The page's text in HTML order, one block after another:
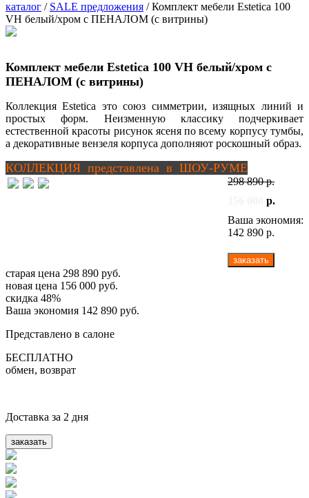
каталог / SALE предложения / Комплект мебели Estetica 100
VH белый/хром с ПЕНАЛОМ (с витрины)
Комплект мебели Estetica 100 VH белый/хром с
ПЕНАЛОМ (с витрины)
Коллекция Estetica это союз симметрии, изящных линий и
простых форм. Неизменную классику подчеркивает
естественной красоты рисунок ясеня по всему корпусу тумбы,
а декоративные вензеля корпуса дополняют роскошный образ.
КОЛЛЕКЦИЯ представлена в ШОУ-РУМЕ
298 890 р.
р.
Ваша экономия:
142 890 р.
заказать
старая цена 298 890 руб.
новая цена 156 000 руб.
скидка 48%
Ваша экономия 142 890 руб.
Представлено в салоне
БЕСПЛАТНО
обмен, возврат
Доставка за 2 дня
заказать